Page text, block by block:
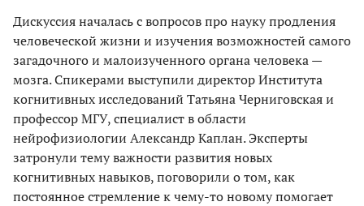
Дискуссия началась с вопросов про науку продления
человеческой жизни и изучения возможностей самого
загадочного и малоизученного органа человека —
мозга. Спикерами выступили директор Института
когнитивных исследований Татьяна Черниговская и
профессор МГУ, специалист в области
нейрофизиологии Александр Каплан. Эксперты
затронули тему важности развития новых
когнитивных навыков, поговорили о том, как
постоянное стремление к чему-то новому помогает